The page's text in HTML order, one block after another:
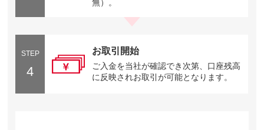
無）。
STEP
4
お取引開始
ご入金を当社が確認でき次第、口座残高
に反映されお取引が可能となります。